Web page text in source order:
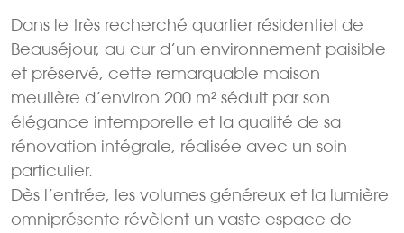
Dans le très recherché quartier résidentiel de
Beauséjour, au cur d’un environnement paisible
et préservé, cette remarquable maison
meulière d’environ 200 m² séduit par son
élégance intemporelle et la qualité de sa
rénovation intégrale, réalisée avec un soin
particulier.
Dès l’entrée, les volumes généreux et la lumière
omniprésente révèlent un vaste espace de